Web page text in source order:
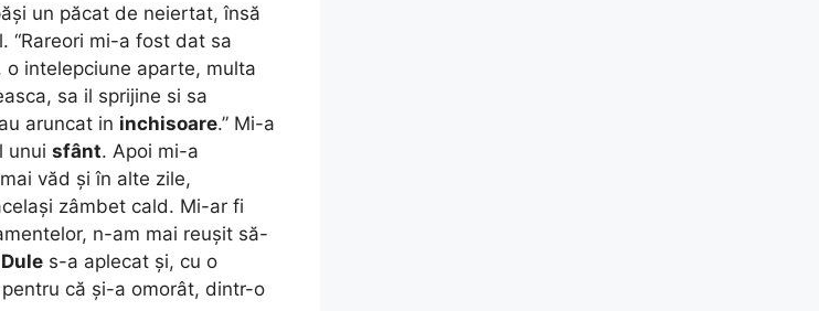
un păcat de neiertat, însă
“Rareori mi-a fost dat sa
o intelepciune aparte, multa
sa il sprijine si sa
aruncat in inchisoare.” Mi-a
unui sfânt. Apoi mi-a
văd și în alte zile,
zâmbet cald. Mi-ar fi
n-am mai reușit să-
Dule s-a aplecat și, cu o
că și-a omorât, dintr-o